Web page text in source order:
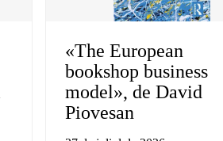
«The European
bookshop business
model», de David
Piovesan